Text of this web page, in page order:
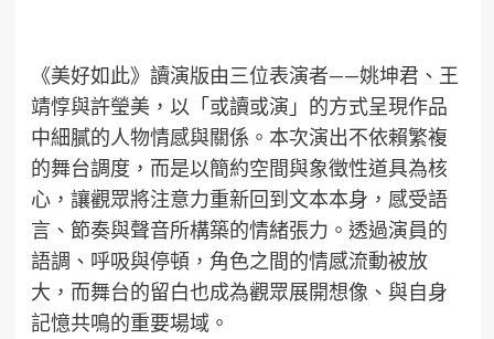
《美好如此》讀演版由三位表演者——姚坤君、王
靖惇與許瑩美，以「或讀或演」的方式呈現作品
中細膩的人物情感與關係。本次演出不依賴繁複
的舞台調度，而是以簡約空間與象徵性道具為核
心，讓觀眾將注意力重新回到文本本身，感受語
言、節奏與聲音所構築的情緒張力。透過演員的
語調、呼吸與停頓，角色之間的情感流動被放
大，而舞台的留白也成為觀眾展開想像、與自身
記憶共鳴的重要場域。